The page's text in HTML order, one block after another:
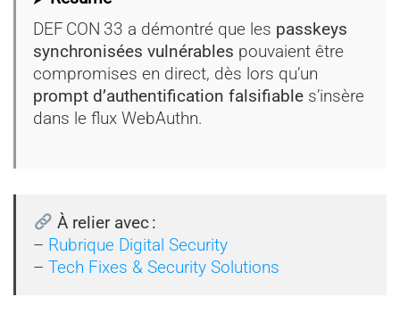
DEF CON 33 a démontré que les passkeys
synchronisées vulnérables pouvaient être
compromises en direct, dès lors qu’un
prompt d’authentification falsifiable s’insère
dans le flux WebAuthn.
À relier avec :
– Rubrique Digital Security
–Tech Fixes & Security Solutions